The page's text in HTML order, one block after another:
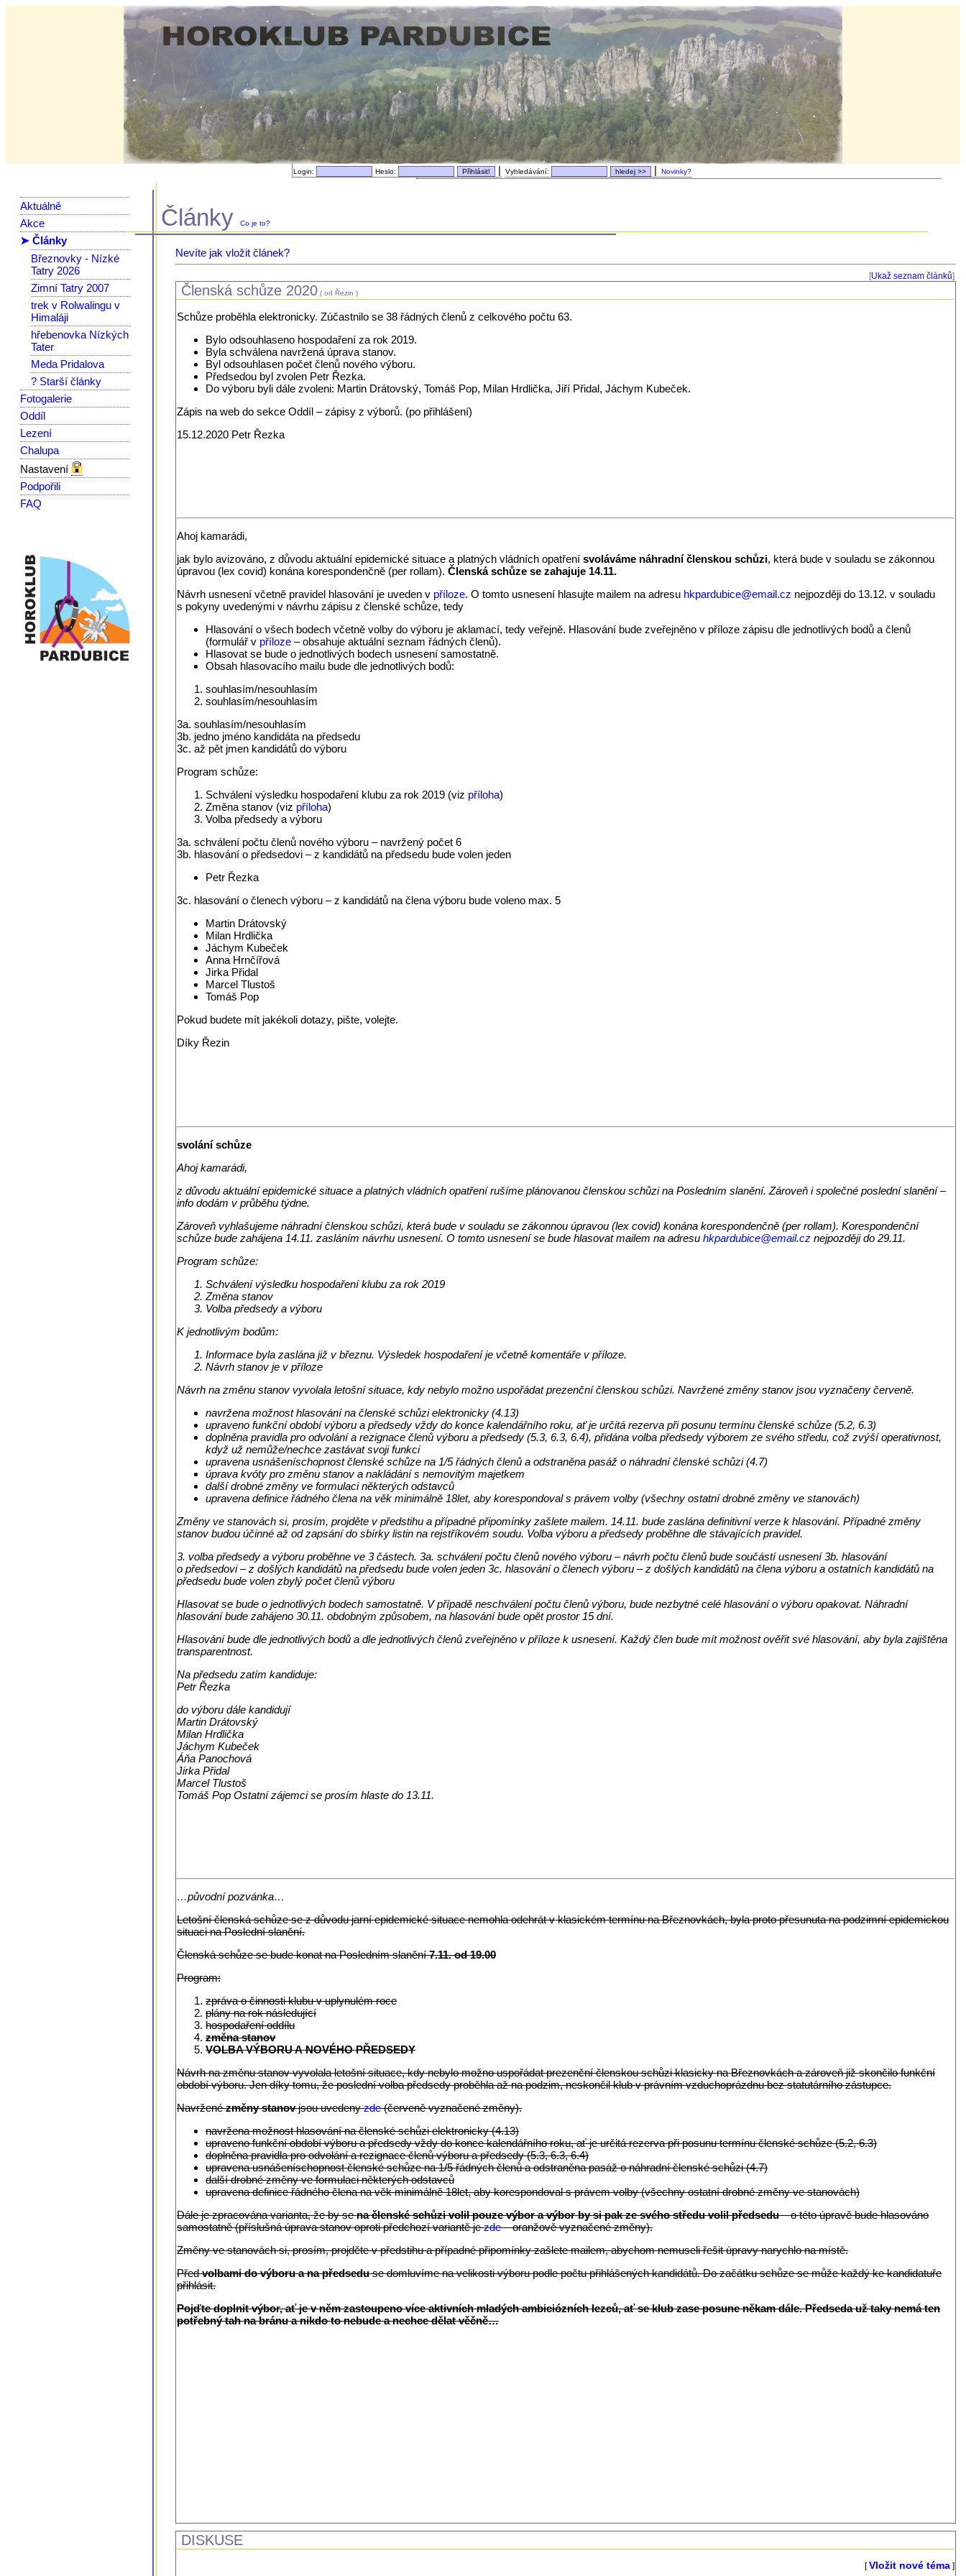
Login: Heslo: | Vyhledávání: | Novinky?
Aktuálně
Akce
➤ Články
Březnovky - Nízké
Tatry 2026
Zimní Tatry 2007
trek v Rolwalingu v
Himaláji
hřebenovka Nízkých
Tater
Meda Pridalova
? Starší články
Fotogalerie
Oddíl
Lezení
Chalupa
Nastavení
Podpořili
FAQ
Články Co je to?
Nevíte jak vložit článek?
[Ukaž seznam článků]
Členská schůze 2020 ( od Řezin )
Schůze proběhla elektronicky. Zúčastnilo se 38 řádných členů z celkového počtu 63.
Bylo odsouhlaseno hospodaření za rok 2019.
Byla schválena navržená úprava stanov.
Byl odsouhlasen počet členů nového výboru.
Předsedou byl zvolen Petr Řezka.
Do výboru byli dále zvoleni: Martin Drátovský, Tomáš Pop, Milan Hrdlička, Jiří Přidal, Jáchym Kubeček.
Zápis na web do sekce Oddíl – zápisy z výborů. (po přihlášení)
15.12.2020 Petr Řezka
Ahoj kamarádi,
jak bylo avizováno, z důvodu aktuální epidemické situace a platných vládních opatřenísvoláváme náhradní členskou schůzi, která bude v souladu se zákonnou
úpravou (lex covid) konána korespondenčně (per rollam).Členská schůze se zahajuje 14.11.
Návrh usnesení včetně pravidel hlasování je uveden v příloze. O tomto usnesení hlasujte mailem na adresu hkpardubice@email.cz nejpozději do 13.12. v souladu
s pokyny uvedenými v návrhu zápisu z členské schůze, tedy
Hlasování o všech bodech včetně volby do výboru je aklamací, tedy veřejně. Hlasování bude zveřejněno v příloze zápisu dle jednotlivých bodů a členů
(formulář v příloze – obsahuje aktuální seznam řádných členů).
Hlasovat se bude o jednotlivých bodech usnesení samostatně.
Obsah hlasovacího mailu bude dle jednotlivých bodů:
souhlasím/nesou­hlasím
souhlasím/nesou­hlasím
3a. souhlasím/nesou­hlasím
3b. jedno jméno kandidáta na předsedu
3c. až pět jmen kandidátů do výboru
Program schůze:
Schválení výsledku hospodaření klubu za rok 2019 (viz příloha)
Změna stanov (viz příloha)
Volba předsedy a výboru
3a. schválení počtu členů nového výboru – navržený počet 6
3b. hlasování o předsedovi – z kandidátů na předsedu bude volen jeden
Petr Řezka
3c. hlasování o členech výboru – z kandidátů na člena výboru bude voleno max. 5
Martin Drátovský
Milan Hrdlička
Jáchym Kubeček
Anna Hrnčířová
Jirka Přidal
Marcel Tlustoš
Tomáš Pop
Pokud budete mít jakékoli dotazy, pište, volejte.
Díky Řezin
svolání schůze
Ahoj kamarádi,
z důvodu aktuální epidemické situace a platných vládních opatření rušíme plánovanou členskou schůzi na Posledním slanění. Zároveň i společné poslední slanění –
info dodám v průběhu týdne.
Zároveň vyhlašujeme náhradní členskou schůzi, která bude v souladu se zákonnou úpravou (lex covid) konána korespondenčně (per rollam). Korespondenční
schůze bude zahájena 14.11. zasláním návrhu usnesení. O tomto usnesení se bude hlasovat mailem na adresuhkpardubice@email.cz nejpozději do 29.11.
Program schůze:
Schválení výsledku hospodaření klubu za rok 2019
Změna stanov
Volba předsedy a výboru
K jednotlivým bodům:
Informace byla zaslána již v březnu. Výsledek hospodaření je včetně komentáře v příloze.
Návrh stanov je v příloze
Návrh na změnu stanov vyvolala letošní situace, kdy nebylo možno uspořádat prezenční členskou schůzi. Navržené změny stanov jsou vyznačeny červeně.
navržena možnost hlasování na členské schůzi elektronicky (4.13)
upraveno funkční období výboru a předsedy vždy do konce kalendářního roku, ať je určitá rezerva při posunu termínu členské schůze (5.2, 6.3)
doplněna pravidla pro odvolání a rezignace členů výboru a předsedy (5.3, 6.3, 6.4), přidána volba předsedy výborem ze svého středu, což zvýší operativnost,
když už nemůže/nechce zastávat svoji funkci
upravena usnášeníschopnost členské schůze na 1/5 řádných členů a odstraněna pasáž o náhradní členské schůzi (4.7)
úprava kvóty pro změnu stanov a nakládání s nemovitým majetkem
další drobné změny ve formulaci některých odstavců
upravena definice řádného člena na věk minimálně 18let, aby korespondoval s právem volby (všechny ostatní drobné změny ve stanovách)
Změny ve stanovách si, prosím, projděte v předstihu a případné připomínky zašlete mailem. 14.11. bude zaslána definitivní verze k hlasování. Případné změny
stanov budou účinné až od zapsání do sbírky listin na rejstříkovém soudu. Volba výboru a předsedy proběhne dle stávajících pravidel.
3. volba předsedy a výboru proběhne ve 3 částech. 3a. schválení počtu členů nového výboru – návrh počtu členů bude součástí usnesení 3b. hlasování
o předsedovi – z došlých kandidátů na předsedu bude volen jeden 3c. hlasování o členech výboru – z došlých kandidátů na člena výboru a ostatních kandidátů na
předsedu bude volen zbylý počet členů výboru
Hlasovat se bude o jednotlivých bodech samostatně. V případě neschválení počtu členů výboru, bude nezbytné celé hlasování o výboru opakovat. Náhradní
hlasování bude zahájeno 30.11. obdobným způsobem, na hlasování bude opět prostor 15 dní.
Hlasování bude dle jednotlivých bodů a dle jednotlivých členů zveřejněno v příloze k usnesení. Každý člen bude mít možnost ověřit své hlasování, aby byla zajištěna
transparentnost.
Na předsedu zatím kandiduje:
Petr Řezka
do výboru dále kandidují
Martin Drátovský
Milan Hrdlička
Jáchym Kubeček
Áňa Panochová
Jirka Přidal
Marcel Tlustoš
Tomáš Pop Ostatní zájemci se prosím hlaste do 13.11.
…původní pozvánka…
Letošní členská schůze se z důvodu jarní epidemické situace nemohla odehrát v klasickém termínu na Březnovkách, byla proto přesunuta na podzimní epidemickou
situaci na Poslední slanění.
Členská schůze se bude konat na Posledním slanění7.11. od 19.00
Program:
zpráva o činnosti klubu v uplynulém roce
plány na rok následující
hospodaření oddílu
změna stanov
VOLBA VÝBORU A NOVÉHO PŘEDSEDY
Návrh na změnu stanov vyvolala letošní situace, kdy nebylo možno uspořádat prezenční členskou schůzi klasicky na Březnovkách a zároveň již skončilo funkční
období výboru. Jen díky tomu, že poslední volba předsedy proběhla až na podzim, neskončil klub v právním vzduchoprázdnu bez statutárního zástupce.
Navrženézměny stanovjsou uvedenyzde(červeně vyznačené změny).
navržena možnost hlasování na členské schůzi elektronicky (4.13)
upraveno funkční období výboru a předsedy vždy do konce kalendářního roku, ať je určitá rezerva při posunu termínu členské schůze (5.2, 6.3)
doplněna pravidla pro odvolání a rezignace členů výboru a předsedy (5.3, 6.3, 6.4)
upravena usnášeníschopnost členské schůze na 1/5 řádných členů a odstraněna pasáž o náhradní členské schůzi (4.7)
další drobné změny ve formulaci některých odstavců
upravena definice řádného člena na věk minimálně 18let, aby korespondoval s právem volby (všechny ostatní drobné změny ve stanovách)
Dále je zpracována varianta, že by sena členské schůzi volil pouze výbor a výbor by si pak ze svého středu volil předsedu– o této úpravě bude hlasováno
samostatně (příslušná úprava stanov oproti předchozí variantě jezde– oranžově vyznačené změny).
Změny ve stanovách si, prosím, projděte v předstihu a případné připomínky zašlete mailem, abychom nemuseli řešit úpravy narychlo na místě.
Předvolbami do výboru a na předseduse domluvíme na velikosti výboru podle počtu přihlášených kandidátů. Do začátku schůze se může každý ke kandidatuře
přihlásit.
Pojďte doplnit výbor, ať je v něm zastoupeno více aktivních mladých ambiciózních lezců, ať se klub zase posune někam dále. Předseda už taky nemá ten
potřebný tah na bránu a nikdo to nebude a nechce dělat věčně…
DISKUSE
[Vložit nové téma]